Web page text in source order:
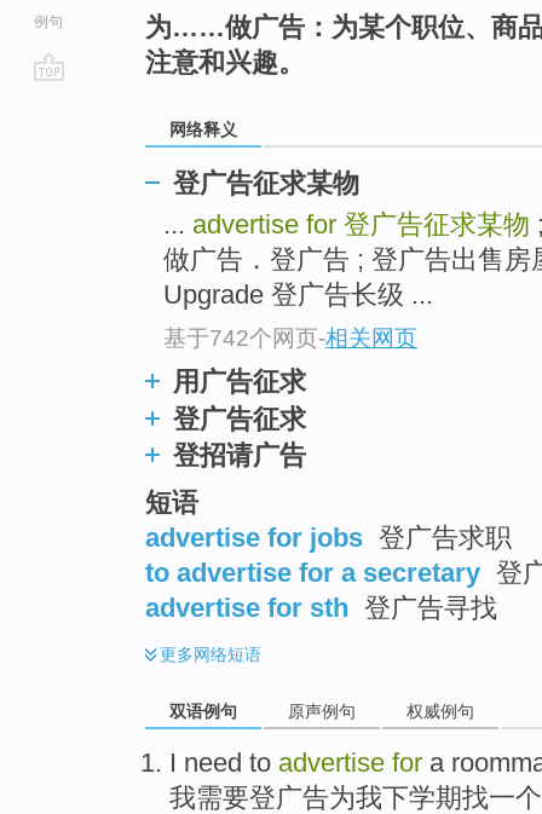
例句
为……做广告：为某个职位、商
注意和兴趣。
网络释义
登广告征求某物
... advertise for 登广告征求某物
做广告．登广告 ; 登广告出售
Upgrade 登广告长级 ...
基于742个网页-相关网页
用广告征求
登广告征求
登招请广告
短语
advertise for jobs 登广告求职
to advertise for a secretary 登
advertise for sth 登广告寻找
更多网络短语
双语例句 原声例句 权威例句
I need to advertise for a
我需要登广告为我下学期找一个